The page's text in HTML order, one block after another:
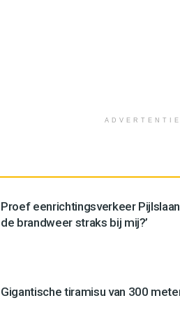
ADVERTENTIE
Proef eenrichtingsverkeer
de brandweer straks bij mij?’
Gigantische tiramisu van 300